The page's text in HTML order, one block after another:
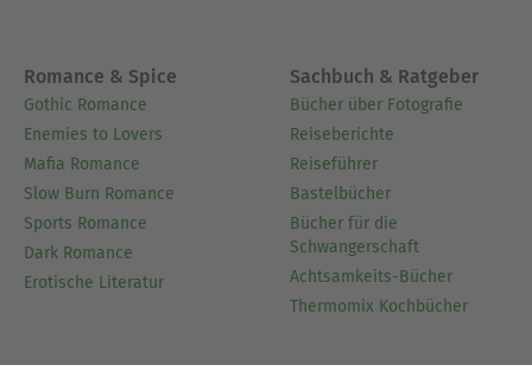
Romance & Spice
Gothic Romance
Enemies to Lovers
Mafia Romance
Slow Burn Romance
Sports Romance
Dark Romance
Erotische Literatur
Sachbuch & Ratgeber
Bücher über Fotografie
Reiseberichte
Reiseführer
Bastelbücher
Bücher für die
Schwangerschaft
Achtsamkeits-Bücher
Thermomix Kochbücher